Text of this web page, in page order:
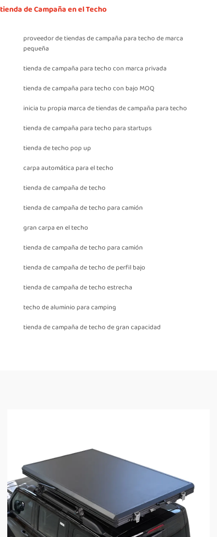
tienda de Campaña en el Techo
proveedor de tiendas de campaña para techo de marca
pequeña
tienda de campaña para techo con marca privada
tienda de campaña para techo con bajo MOQ
inicia tu propia marca de tiendas de campaña para techo
tienda de campaña para techo para startups
tienda de techo pop up
carpa automática para el techo
tienda de campaña de techo
tienda de campaña de techo para camión
gran carpa en el techo
tienda de campaña de techo para camión
tienda de campaña de techo de perfil bajo
tienda de campaña de techo estrecha
techo de aluminio para camping
tienda de campaña de techo de gran capacidad